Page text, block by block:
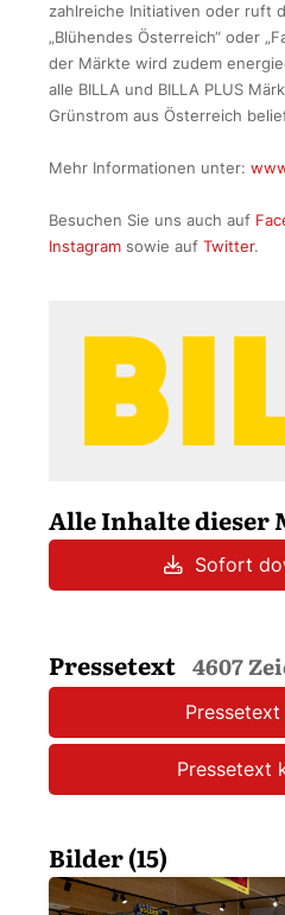
zahlreiche Initiativen oder ruft
„Blühendes Österreich“ oder
der Märkte wird zudem
alle BILLA und BILLA PLUS
Grünstrom aus Österreich
Mehr Informationen unter:
Besuchen Sie uns auch auf
Instagram sowie auf Twitter.
Alle Inhalte dieser
Sofort
Pressetext 4607
Pressetext
Bilder (15)